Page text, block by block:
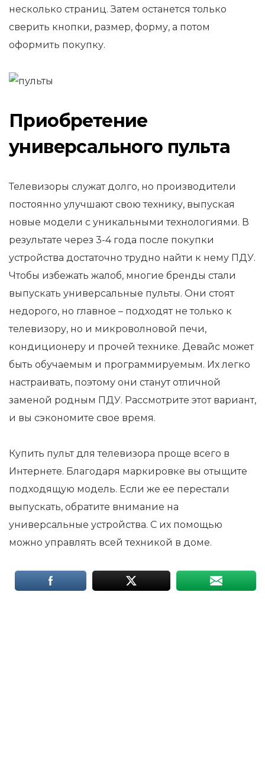
несколько страниц. Затем останется только
сверить кнопки, размер, форму, а потом
оформить покупку.
Приобретение
универсального пульта
Телевизоры служат долго, но производители
постоянно улучшают свою технику, выпуская
новые модели с уникальными технологиями. В
результате через 3-4 года после покупки
устройства достаточно трудно найти к нему ПДУ.
Чтобы избежать жалоб, многие бренды стали
выпускать универсальные пульты. Они стоят
недорого, но главное – подходят не только к
телевизору, но и микроволновой печи,
кондиционеру и прочей технике. Девайс может
быть обучаемым и программируемым. Их легко
настраивать, поэтому они станут отличной
заменой родным ПДУ. Рассмотрите этот вариант,
и вы сэкономите свое время.
Купить пульт для телевизора проще всего в
Интернете. Благодаря маркировке вы отыщите
подходящую модель. Если же ее перестали
выпускать, обратите внимание на
универсальные устройства. С их помощью
можно управлять всей техникой в доме.